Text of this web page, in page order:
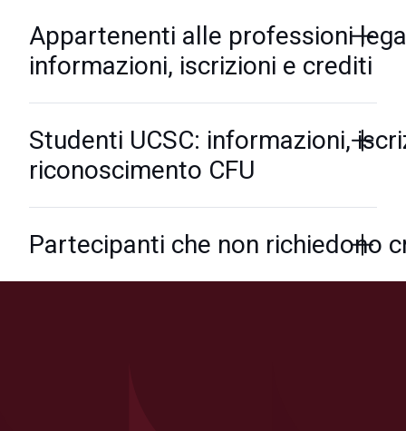
Appartenenti alle professioni
informazioni, iscrizioni e crediti
Studenti UCSC: informazioni,
riconoscimento CFU
Partecipanti che non richiedono